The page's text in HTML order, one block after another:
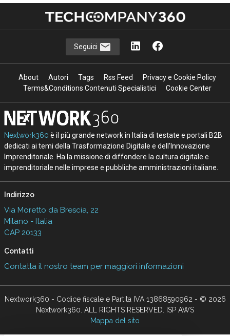
Seguici
About Autori Tags Rss Feed
Privacy e Cookie Policy
Terms&Conditions Contenuti Specialistici
Cookie Center
Nextwork360 è il più grande network in Italia di testate e portali B2B
dedicati ai temi della Trasformazione Digitale e dell’Innovazione
Imprenditoriale. Ha la missione di diffondere la cultura digitale e
imprenditoriale nelle imprese e pubbliche amministrazioni italiane.
Indirizzo
Via Moretto da Brescia, 22
Milano - Italia
CAP 20133
Contatti
Contatta il nostro team per maggiori informazioni
Nextwork360 - Codice fiscale e Partita IVA 13868590962 - © 2026
Nextwork360. ALL RIGHTS RESERVED. ISP AWS
Mappa del sito